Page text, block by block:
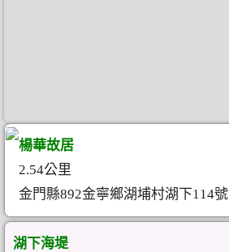
楊華故居
2.54公里
金門縣892金寧鄉湖埔村湖下114號
湖下海堤